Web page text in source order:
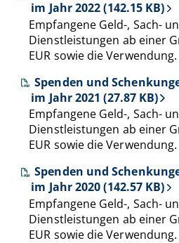
im Jahr 2022 (142.15 KB)
Empfangene Geld-, Sach-
Dienstleistungen ab einer
EUR sowie die Verwendung.
Spenden und
im Jahr 2021 (27.87 KB)
Empfangene Geld-, Sach-
Dienstleistungen ab einer
EUR sowie die Verwendung.
Spenden und
im Jahr 2020 (142.57 KB)
Empfangene Geld-, Sach-
Dienstleistungen ab einer
EUR sowie die Verwendung.